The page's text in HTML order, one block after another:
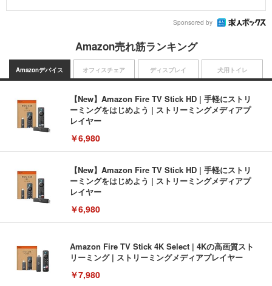
Sponsored by
Amazon売れ筋ランキング
Amazonデバイス
【New】Amazon Fire TV Stick HD | 手軽にストリ
ーミングをはじめよう | ストリーミングメディアプ
レイヤー
￥6,980
【New】Amazon Fire TV Stick HD | 手軽にストリ
ーミングをはじめよう | ストリーミングメディアプ
レイヤー
￥6,980
Amazon Fire TV Stick 4K Select | 4Kの高画質スト
リーミング | ストリーミングメディアプレイヤー
￥7,980
オフィスチェア ディスプレイ 犬用トイレ